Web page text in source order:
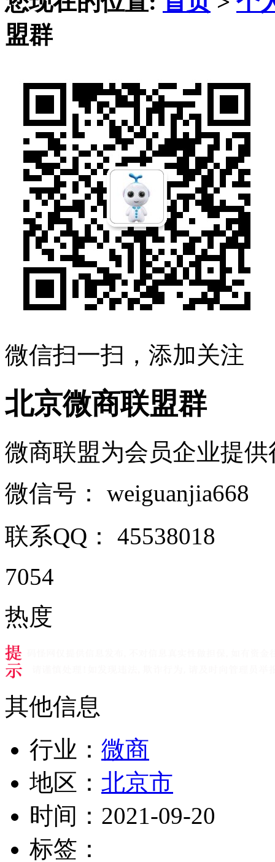
盟群
微信扫一扫，添加关注
北京微商联盟群
微商联盟为会员企业提
微信号： weiguanjia668
联系QQ： 45538018
7054
热度
其他信息
行业： 微商
地区： 北京市
时间： 2021-09-20
标签：